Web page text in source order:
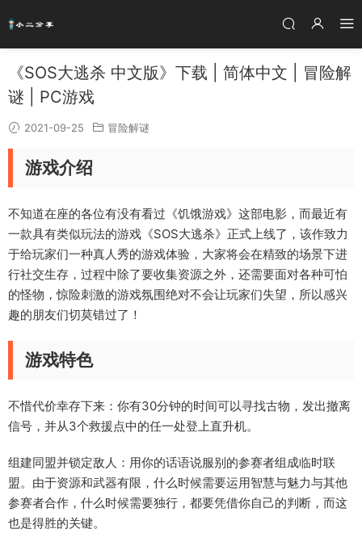
《SOS大逃杀 中文版》下载 | 简体中文 | 冒险解
谜 | PC游戏
2021-09-25 冒险解谜
游戏介绍
不知道在座的各位有没有看过《饥饿游戏》这部电影，而最近有
一款具有类似玩法的游戏《SOS大逃杀》正式上线了，该作致力
于给玩家们一种真人秀的游戏体验，大家将会在精致的场景下进
行社交生存，过程中除了要收集资源之外，还需要面对各种可怕
的怪物，惊险刺激的游戏氛围绝对不会让玩家们失望，所以感兴
趣的朋友们切莫错过了！
游戏特色
不惜代价幸存下来：你有30分钟的时间可以寻找古物，发出撤离
信号，并从3个救援点中的任一处登上直升机。
组建同盟并锁定敌人：用你的话语说服别的参赛者组成临时联
盟。由于资源和武器有限，什么时候需要运用智慧与魅力与其他
参赛者合作，什么时候需要独行，都要凭借你自己的判断，而这
也是得胜的关键。